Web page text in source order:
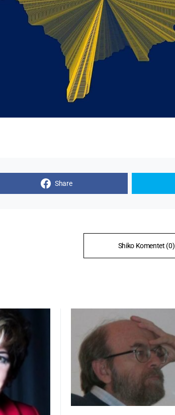
Share
Shiko Komentet (0)